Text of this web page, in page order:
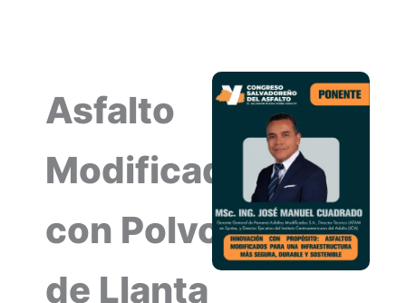
Asfalto
Modificado
con Polvo
de Llanta